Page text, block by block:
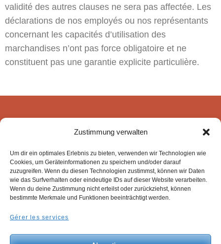
Zustimmung verwalten
Um dir ein optimales Erlebnis zu bieten, verwenden wir Technologien wie
Cookies, um Geräteinformationen zu speichern und/oder darauf
zuzugreifen. Wenn du diesen Technologien zustimmst, können wir Daten
wie das Surfverhalten oder eindeutige IDs auf dieser Website verarbeiten.
Wenn du deine Zustimmung nicht erteilst oder zurückziehst, können
bestimmte Merkmale und Funktionen beeinträchtigt werden.
Gérer les services
validité des autres clauses ne sera pas affectée. Les
déclarations de nos employés ou nos représentants
concernant les capacités d’utilisation des
marchandises n’ont pas force obligatoire et ne
constituent pas une garantie explicite particulière.
Candol Produktions-
Kalterer Gasse 8
2340 Mödling